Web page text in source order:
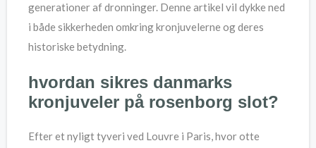
generationer af dronninger. Denne artikel vil dykke ned
i både sikkerheden omkring kronjuvelerne og deres
historiske betydning.
hvordan sikres danmarks
kronjuveler på rosenborg slot?
Efter et nyligt tyveri ved Louvre i Paris, hvor otte